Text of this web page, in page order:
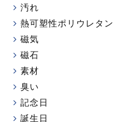
汚れ
熱可塑性ポリウレタン
磁気
磁石
素材
臭い
記念日
誕生日